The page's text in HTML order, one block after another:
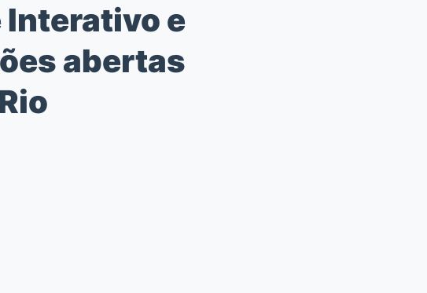
Interativo e
abertas